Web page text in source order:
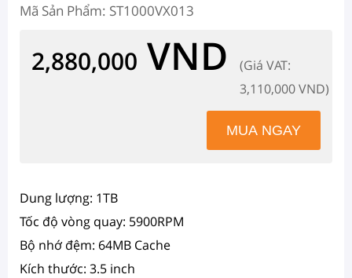
Mã Sản Phẩm: ST1000VX013
2,880,000 VND
(Giá VAT:
3,110,000 VND)
Dung lượng: 1TB
Tốc độ vòng quay: 5900RPM
Bộ nhớ đệm: 64MB Cache
Kích thước: 3.5 inch